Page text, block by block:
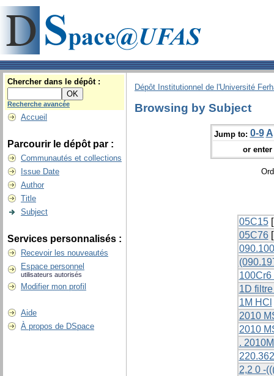
Chercher dans le dépôt :
Recherche avancée
Accueil
Parcourir le dépôt par :
Communautés et collections
Issue Date
Author
Title
Subject
Services personnalisés :
Recevoir les nouveautés
Espace personnel
utilisateurs autorisés
Modifier mon profil
Aide
À propos de DSpace
Dépôt Institutionnel de l'Université
Browsing by Subject
Jump to: 0-9 A
or
05C15
05C76
100Cr6
1D
1M HCl
2010
2010
.
2,2 0 -